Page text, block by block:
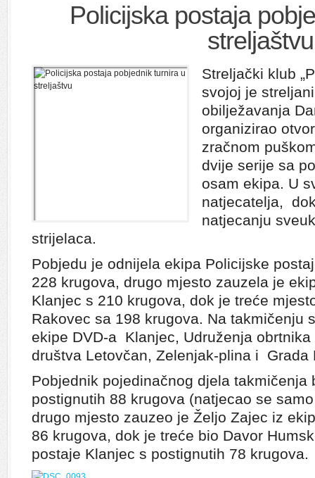
Policijska postaja
streljaštvu
Streljački klub
svojoj je
obilježavanja
organizirao
zračnom
dvije serije sa
osam ekipa. U
natjecatelja,
natjecanju
strijelaca.
Pobjedu je odnijela ekipa Policijske
228 krugova, drugo mjesto zauzela je
Klanjec s 210 krugova, dok je treće
Rakovec sa 198 krugova. Na takmičenju
ekipe DVD-a Klanjec, Udruženja
društva Letovčan, Zelenjak-plina i Grada
Pobjednik pojedinačnog djela takmičenja
postignutih 88 krugova (natjecao se
drugo mjesto zauzeo je Željo Zajec iz
86 krugova, dok je treće bio Davor
postaje Klanjec s postignutih 78 krugova.